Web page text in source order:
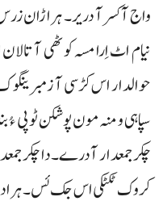
واج آ کسر آ دریر۔ ہراڑان
نیام اٹ اِرا مسہ کوٹھی آ
حوالدار اس کڑسی آ
سپاہی و منہ مون پوشکن ٹوپی
چکر جمعدار آ درے۔ دا
کروک ٹکٹکی اس جک ئس۔